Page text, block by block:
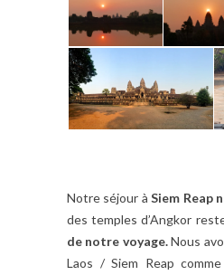
Notre séjour àSiem Reap
des temples d’Angkor
de notre voyage.Nous
Laos / Siem Reap